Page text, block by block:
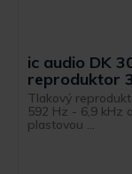
ic audio DK
reproduktor
Tlakový
592 Hz - 6,9 kHz
plastovou ...